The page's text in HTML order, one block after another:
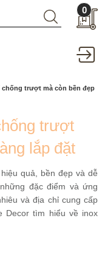
0
trượt mà còn bền đẹp
trượt
lắp đặt
quả, bền đẹp và dễ
đặc điểm và ứng
và địa chỉ cung cấp
Decor tìm hiểu về inox